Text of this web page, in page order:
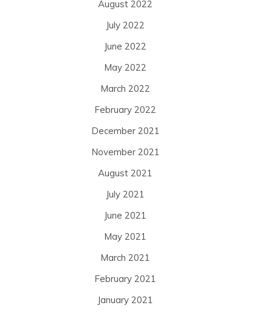
August 2022
July 2022
June 2022
May 2022
March 2022
February 2022
December 2021
November 2021
August 2021
July 2021
June 2021
May 2021
March 2021
February 2021
January 2021